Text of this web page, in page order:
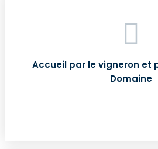
Accueil par le vigneron et
Domaine